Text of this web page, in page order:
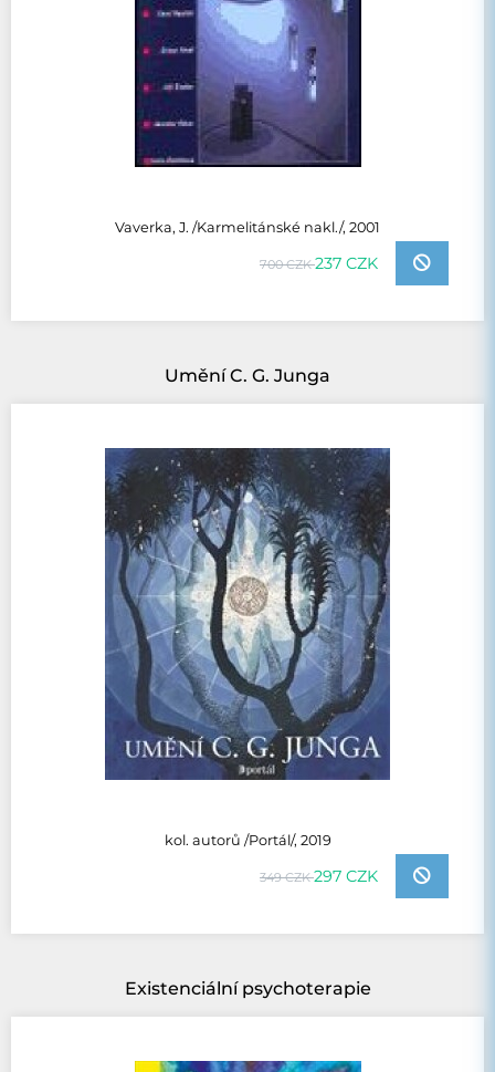
Vaverka, J. /Karmelitánské nakl./, 2001
700 CZK237 CZK
Umění C. G. Junga
kol. autorů /Portál/, 2019
349 CZK297 CZK
Existenciální psychoterapie